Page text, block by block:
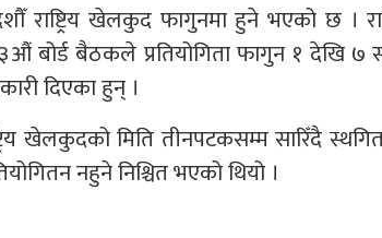
राष्ट्रिय खेलकुद फागुनमा हुने भएको छ ।
बोर्ड बैठकले प्रतियोगिता फागुन १ देखि ७
दिएका हुन् ।
खेलकुदको मिति तीनपटकसम्म सारिँदै
नहुने निश्चित भएको थियो ।